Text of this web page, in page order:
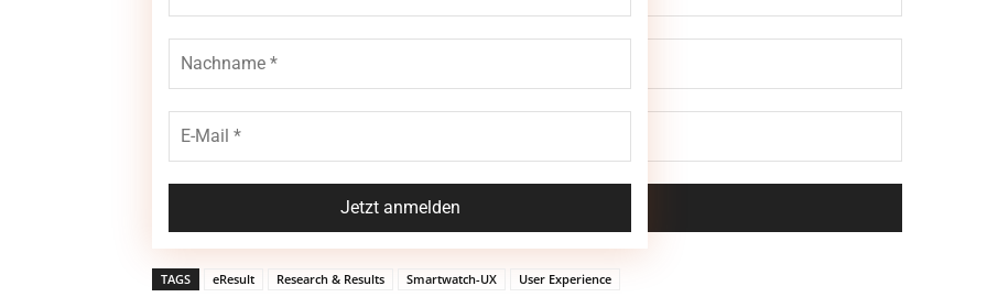
TAGS eResult Research & Results Smartwatch-UX User Experience